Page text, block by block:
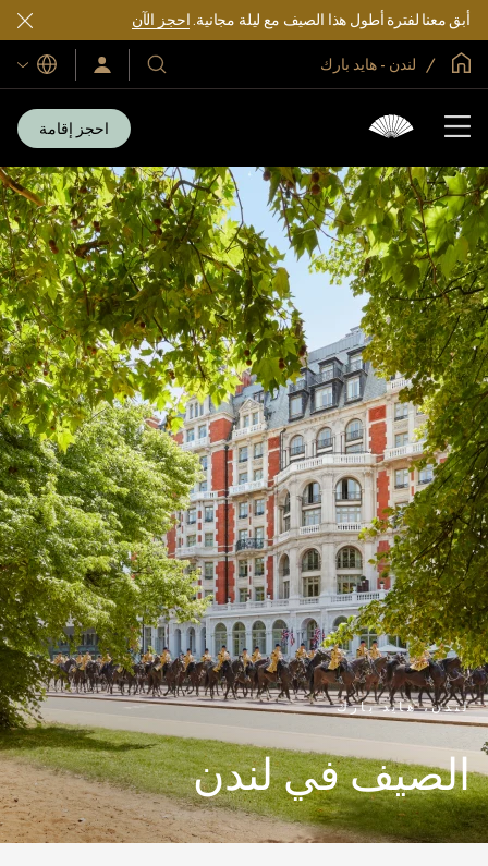
أبق معنا لفترة أطول هذا الصيف مع ليلة مجانية.احجز الآن
الصفحة الرئيسية العالمية
لندن - هايد بارك
فنادقنا
ومنتجعاتنا
سجّل
الدخول/
اللغات
احجز إقامة
لندن، هايد بارك
الصيف في لندن